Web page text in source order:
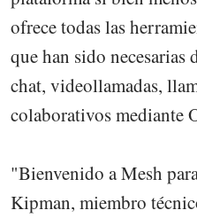
ofrece todas las
que han sido necesarias
chat, videollamadas,
colaborativos mediante
"Bienvenido a Mesh
Kipman, miembro